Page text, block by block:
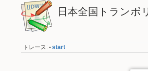
日本全国トランポ
トレース: • start